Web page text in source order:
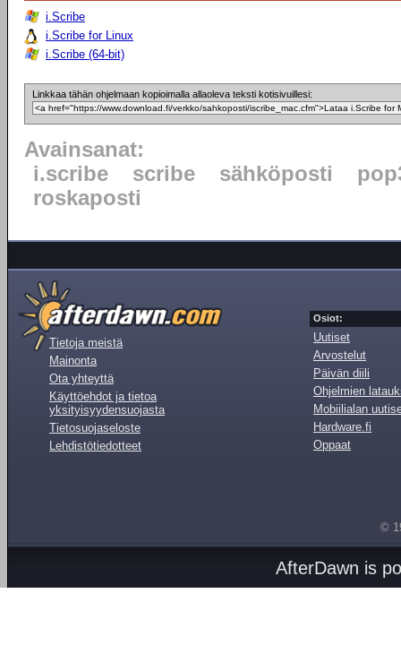
i.Scribe
i.Scribe for Linux
i.Scribe (64-bit)
Linkkaa tähän ohjelmaan kopioimalla allaoleva teksti kotisivuillesi:
Avainsanat:
i.scribe
scribe sähköposti
roskaposti
Tietoja meistä
Mainonta
Ota yhteyttä
Käyttöehdot ja tietoa
yksityisyydensuojasta
Tietosuojaseloste
Lehdistötiedotteet
Osiot:
Uutiset
Arvostelut
Päivän diili
Ohjelmien
Mobiilialan
Hardware.fi
Oppaat
©
AfterDawn is